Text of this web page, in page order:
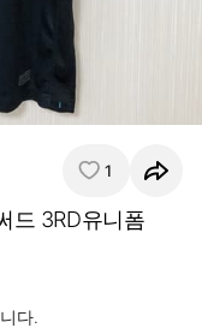
1
드 3RD유니폼
다.